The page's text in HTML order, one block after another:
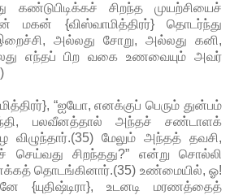
கண்டுபிடிக்கச் சிறந்த முயற்சியைச்
மகன் {விஸ்வாமித்திரர்} தொடர்ந்து
அல்லது சோறு, அல்லது கனி,
எந்தப் பிற வகை உணவையும் அவர்
“ஐயோ, எனக்குப் பெரும் துன்பம்
பலவீனத்தால் அந்தச் சண்டாளக்
விழுந்தார்.(35) மேலும் அந்தத் தவசி,
சிறந்தது?” என்று சொல்லி
தொடங்கினார்.(35) உண்மையில், ஓ!
{யுதிஷ்டிரா}, உடனடி மரணத்தைத்